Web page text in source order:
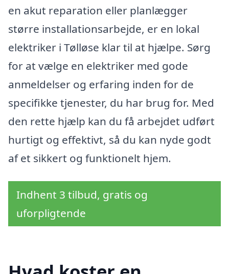
en akut reparation eller planlægger
større installationsarbejde, er en lokal
elektriker i Tølløse klar til at hjælpe. Sørg
for at vælge en elektriker med gode
anmeldelser og erfaring inden for de
specifikke tjenester, du har brug for. Med
den rette hjælp kan du få arbejdet udført
hurtigt og effektivt, så du kan nyde godt
af et sikkert og funktionelt hjem.
Indhent 3 tilbud, gratis og
uforpligtende